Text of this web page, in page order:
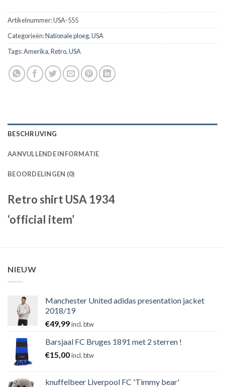
Artikelnummer:USA-555
Categorieën:Nationale ploeg,USA
Tags:Amerika,Retro,USA
BESCHRIJVING
AANVULLENDE INFORMATIE
BEOORDELINGEN (0)
Retro shirt USA 1934
‘official item’
NIEUW
Manchester United adidas presentation jacket
2018/19
€49,99incl. btw
Barsjaal FC Bruges 1891 met 2 sterren !
€15,00incl. btw
knuffelbeer Liverpool FC 'Timmy bear'